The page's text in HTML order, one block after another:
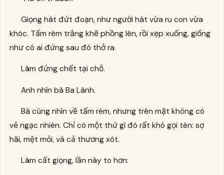
Giọng hát đứt đoạn, như người hát vừa ru con vừa
khóc. Tấm rèm trắng khẽ phồng lên, rồi xẹp xuống, giống
như có ai đứng sau đó thở ra.
Lâm đứng chết tại chỗ.
Anh nhìn bà Ba Lành.
Bà cũng nhìn về tấm rèm, nhưng trên mặt không có
vẻ ngạc nhiên. Chỉ có một thứ gì đó rất khó gọi tên: sợ
hãi, mệt mỏi, và cả thương xót.
Lâm cất giọng, lần này to hơn: